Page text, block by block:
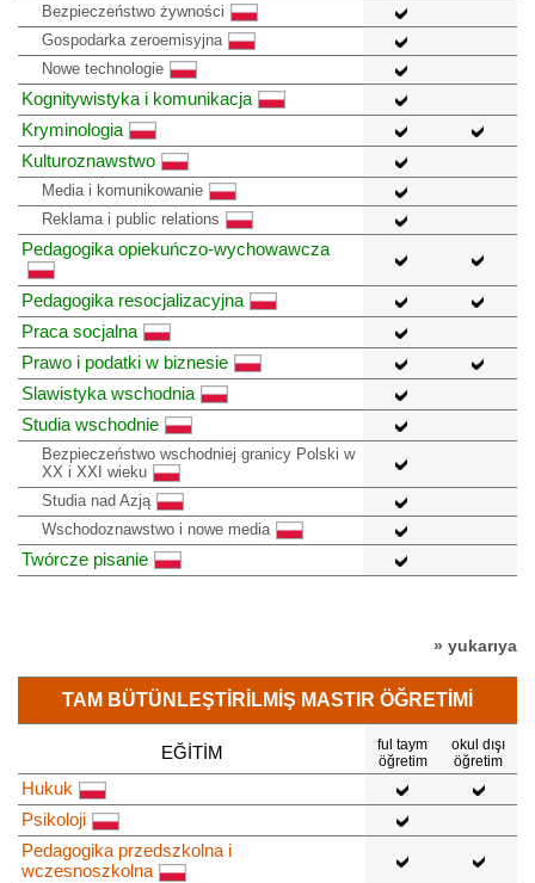
Bezpieczeństwo żywności
Gospodarka zeroemisyjna
Nowe technologie
Kognitywistyka i komunikacja
Kryminologia
Kulturoznawstwo
Media i komunikowanie
Reklama i public relations
Pedagogika opiekuńczo-wychowawcza
Pedagogika resocjalizacyjna
Praca socjalna
Prawo i podatki w biznesie
Slawistyka wschodnia
Studia wschodnie
Bezpieczeństwo wschodniej granicy Polski w
XX i XXI wieku
Studia nad Azją
Wschodoznawstwo i nowe media
Twórcze pisanie
» yukarıya
TAM BÜTÜNLEŞTIRILMIŞ MASTIR ÖĞRETIMI
EĞITIM
ful taym
öğretim
okul dışı
öğretim
Hukuk
Psikoloji
Pedagogika przedszkolna i
wczesnoszkolna